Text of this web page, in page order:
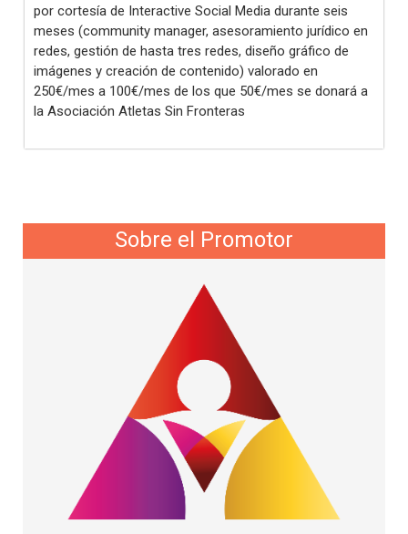
por cortesía de Interactive Social Media durante seis
meses (community manager, asesoramiento jurídico en
redes, gestión de hasta tres redes, diseño gráfico de
imágenes y creación de contenido) valorado en
250€/mes a 100€/mes de los que 50€/mes se donará a
la Asociación Atletas Sin Fronteras
Sobre el Promotor